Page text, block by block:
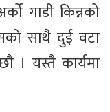
गाडी किन्नको
साथै दुई वटा
। यस्तै कार्यमा